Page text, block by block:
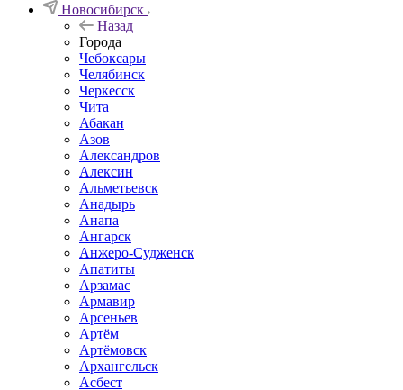
Новосибирск
Назад
Города
Чебоксары
Челябинск
Черкесск
Чита
Абакан
Азов
Александров
Алексин
Альметьевск
Анадырь
Анапа
Ангарск
Анжеро-Судженск
Апатиты
Арзамас
Армавир
Арсеньев
Артём
Артёмовск
Архангельск
Асбест